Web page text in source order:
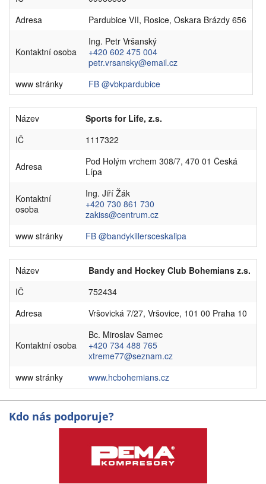
Adresa
Pardubice VII, Rosice, Oskara Brázdy 656
Kontaktní osoba
Ing. Petr Vršanský
+420 602 475 004
petr.vrsansky@email.cz
www stránky
FB @vbkpardubice
Název
Sports for Life, z.s.
IČ
1117322
Adresa
Pod Holým vrchem 308/7, 470 01 Česká
Lípa
Kontaktní
osoba
Ing. Jiří Žák
+420 730 861 730
zakiss@centrum.cz
www stránky
FB @bandykillersceskalipa
Název
Bandy and Hockey Club Bohemians z.s.
IČ
752434
Adresa
Vršovická 7/27, Vršovice, 101 00 Praha 10
Kontaktní osoba
Bc. Miroslav Samec
+420 734 488 765
xtreme77@seznam.cz
www stránky
www.hcbohemians.cz
Kdo nás podporuje?